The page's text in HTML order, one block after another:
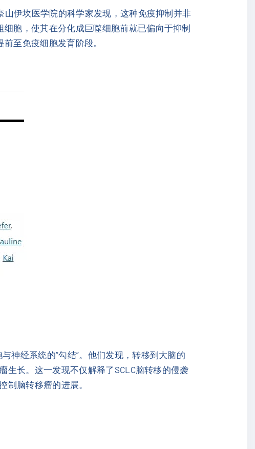
山伊坎医学院的科学家发现，这种免疫抑制并非
胞，使其在分化成巨噬细胞前就已偏向于抑制
至免疫细胞发育阶段。
神经系统的“勾结”。他们发现，转移到大脑的
生长。这一发现不仅解释了SCLC脑转移的侵袭
制脑转移瘤的进展。